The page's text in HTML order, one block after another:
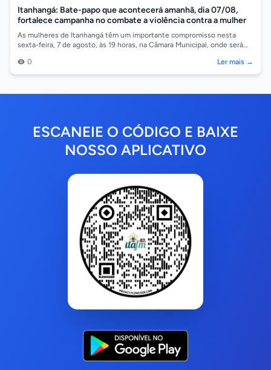
Itanhangá: Bate-papo que acontecerá amanhã, dia 07/08,
fortalece campanha no combate a violência contra a mulher
As mulheres de Itanhangá têm um importante compromisso nesta
sexta-feira, 7 de agosto, às 19 horas, na Câmara Municipal, onde será
0
Ler mais →
ESCANEIE O CÓDIGO E BAIXE
NOSSO APLICATIVO